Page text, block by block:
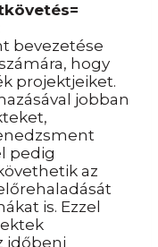
bevezetése
hogy
projektjeiket.
jobban
pedig
az
is. Ezzel
időbeni